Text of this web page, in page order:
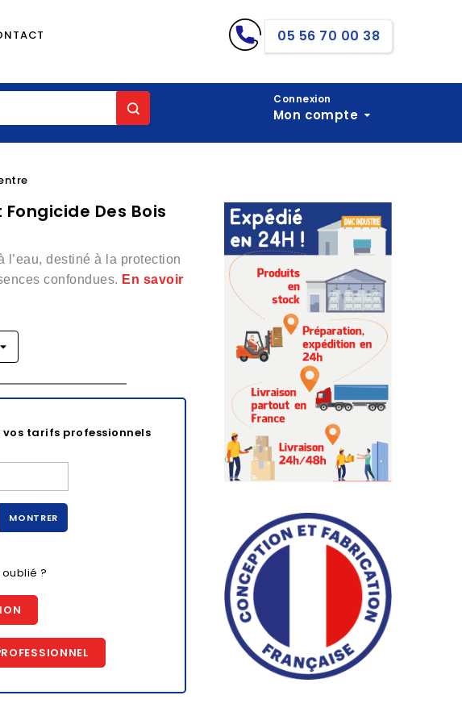
05 56 70 00 38
Connexion
Mon compte
Des Bois
destiné à la protection
confondues. En savoir
tarifs professionnels
MONTRER
?